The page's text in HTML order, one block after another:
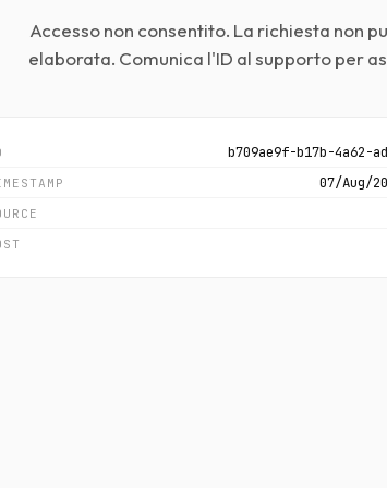
Accesso non consentito. La richiesta non
elaborata. Comunica l'ID al supporto per
b709ae9f-b17b-4a62-
07/Aug/